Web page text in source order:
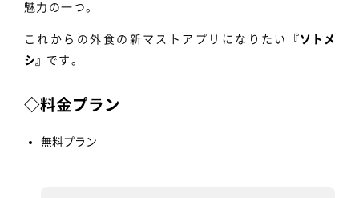
魅力の一つ。
これからの外食の新マストアプリになりたい
『ソトメ
シ』 です。
◇料金プラン
無料プラン